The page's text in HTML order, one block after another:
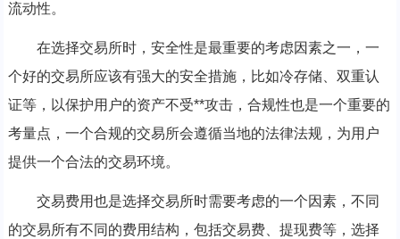
流动性。
在选择交易所时，安全性是最重要的考虑因素之一，一
个好的交易所应该有强大的安全措施，比如冷存储、双重认
证等，以保护用户的资产不受**攻击，合规性也是一个重要的
考量点，一个合规的交易所会遵循当地的法律法规，为用户
提供一个合法的交易环境。
交易费用也是选择交易所时需要考虑的一个因素，不同
的交易所有不同的费用结构，包括交易费、提现费等，选择